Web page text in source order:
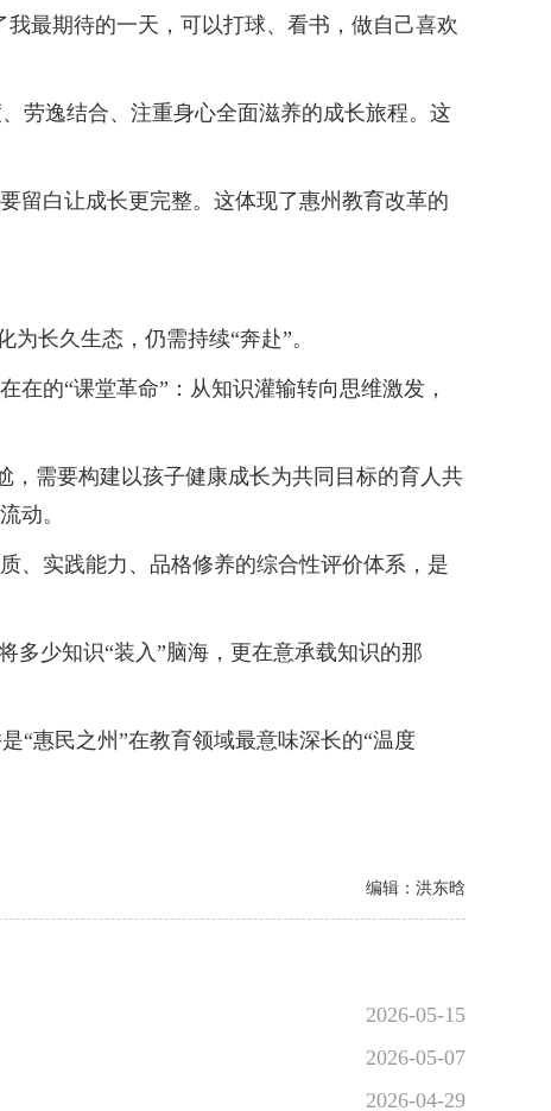
最期待的一天，可以打球、看书，做自己喜欢
逸结合、注重身心全面滋养的成长旅程。这
白让成长更完整。这体现了惠州教育改革的
长久生态，仍需持续“奔赴”。
的“课堂革命”：从知识灌输转向思维激发，
需要构建以孩子健康成长为共同目标的育人共
动。
实践能力、品格修养的综合性评价体系，是
少知识“装入”脑海，更在意承载知识的那
惠民之州”在教育领域最意味深长的“温度
编辑：洪东晗
2026-05-15
2026-05-07
2026-04-29